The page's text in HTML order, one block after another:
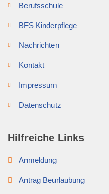
Berufsschule
BFS Kinderpflege
Nachrichten
Kontakt
Impressum
Datenschutz
Hilfreiche Links
Anmeldung
Antrag Beurlaubung